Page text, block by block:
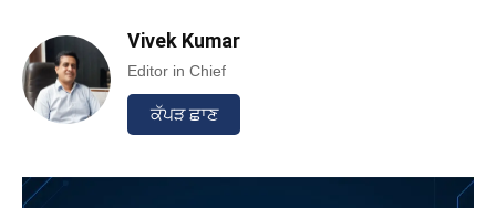
Vivek Kumar
Editor in Chief
ਕੱਪੜ ਛਾਣ